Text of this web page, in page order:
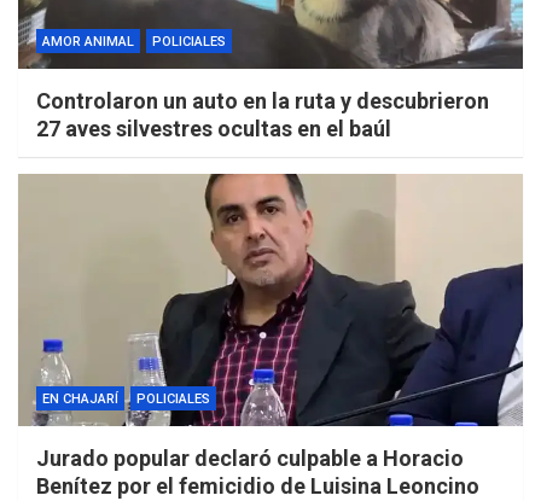
AMOR ANIMAL POLICIALES
Controlaron un auto en la ruta y descubrieron
27 aves silvestres ocultas en el baúl
EN CHAJARÍ POLICIALES
Jurado popular declaró culpable a Horacio
Benítez por el femicidio de Luisina Leoncino